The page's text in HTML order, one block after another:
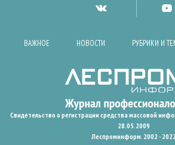
ВАЖНОЕ НОВОСТИ РУБРИКИ И
Свидетельство о регистрации средства массовой
28.05.2009
Леспроминформ. 2002 - 2022